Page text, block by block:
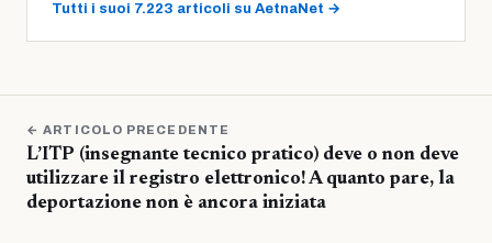
Tutti i suoi 7.223 articoli su AetnaNet →
← ARTICOLO PRECEDENTE
L’ITP (insegnante tecnico pratico) deve o non deve
utilizzare il registro elettronico! A quanto pare, la
deportazione non è ancora iniziata